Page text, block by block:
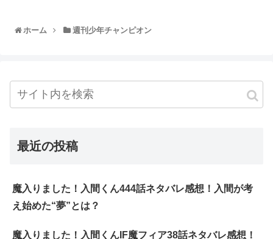
ホーム 週刊少年チャンピオン
最近の投稿
魔入りました！入間くん444話ネタバレ感想！入間が考
え始めた“夢”とは？
魔入りました！入間くんIF魔フィア38話ネタバレ感想！